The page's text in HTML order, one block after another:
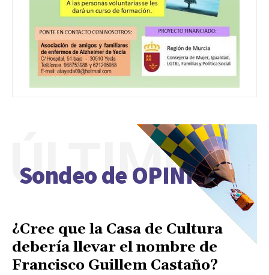
Sondeo de OPINIÓN
ÚLTIMO
¿Cree que la Casa de Cultura
debería llevar el nombre de
Francisco Guillem Castaño?